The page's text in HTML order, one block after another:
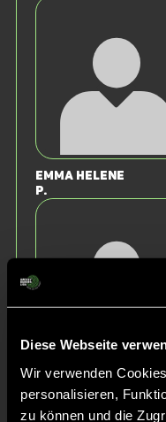
Diese Webseite
Wir verwenden
personalisieren,
zu können und die
Emma Helene
P.
Feline
S.